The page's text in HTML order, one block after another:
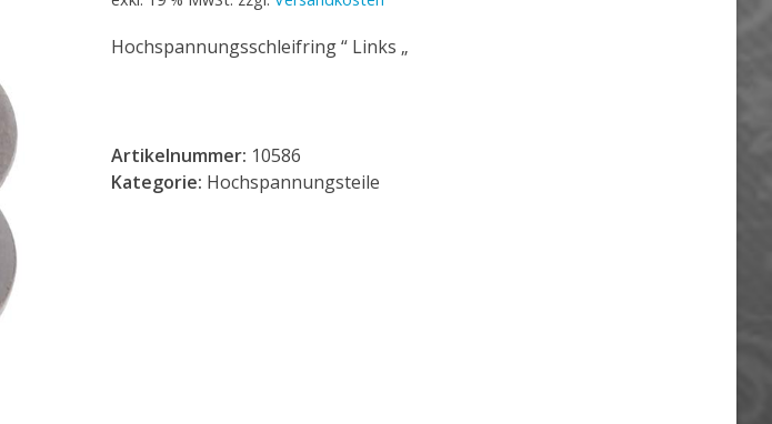
Hochspannungsschleifring “ Links „
Artikelnummer: 10586
Kategorie: Hochspannungsteile